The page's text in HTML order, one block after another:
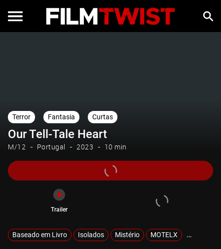
Terror Fantasia Curtas
Our Tell-Tale Heart
M/12 Portugal 2023 10 min
Trailer
Baseado em Livro Isolados Mistério MOTELX